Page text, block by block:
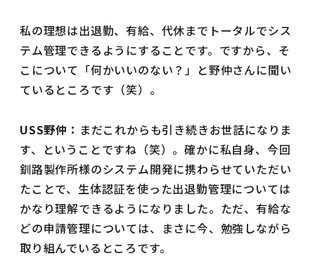
私の理想は出退勤、有給、代休までトータルでシス
テム管理できるようにすることです。ですから、そ
こについて「何かいいのない？」と野仲さんに聞い
ているところです（笑）。
USS野仲： まだこれからも引き続きお世話になりま
す、ということですね（笑）。確かに私自身、今回
釧路製作所様のシステム開発に携わらせていただい
たことで、生体認証を使った出退勤管理については
かなり理解できるようになりました。ただ、有給な
どの申請管理については、まさに今、勉強しながら
取り組んでいるところです。